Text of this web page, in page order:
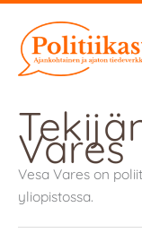
sisältöön
Vares
Vesa Vares on
yliopistossa.